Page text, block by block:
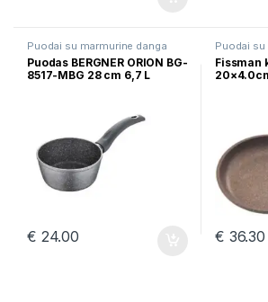
Puodai su marmurine danga
Puodas BERGNER ORION BG-
8517-MBG 28 cm 6,7 L
€ 24.00
Puodai su
Fissman
€ 36.30